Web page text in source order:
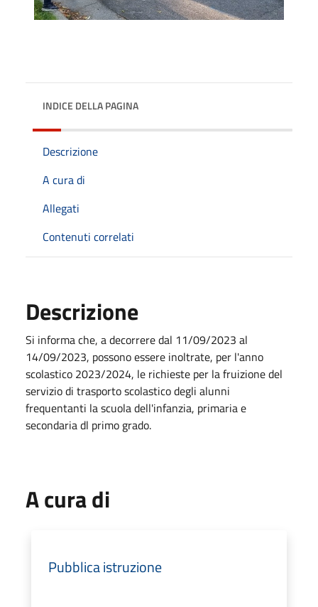
INDICE DELLA PAGINA
Descrizione
A cura di
Allegati
Contenuti correlati
Descrizione
Si informa che, a decorrere dal 11/09/2023 al
14/09/2023, possono essere inoltrate, per l'anno
scolastico 2023/2024, le richieste per la fruizione del
servizio di trasporto scolastico degli alunni
frequentanti la scuola dell'infanzia, primaria e
secondaria dl primo grado.
A cura di
Pubblica istruzione